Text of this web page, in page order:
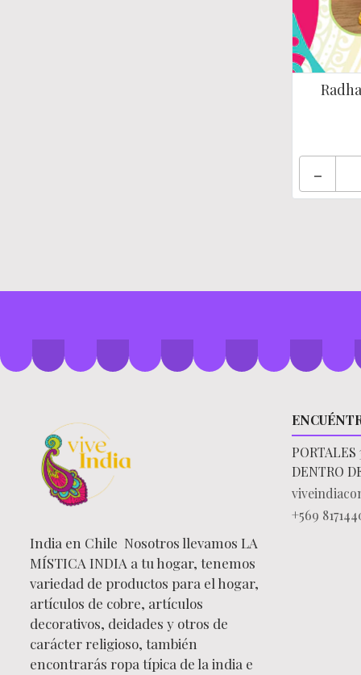
-
India en Chile Nosotros llevamos LA
MÍSTICA INDIA a tu hogar, tenemos
variedad de productos para el hogar,
artículos de cobre, artículos
decorativos, deidades y otros de
carácter religioso, también
encontrarás ropa típica de la india e
DENTRO
+569